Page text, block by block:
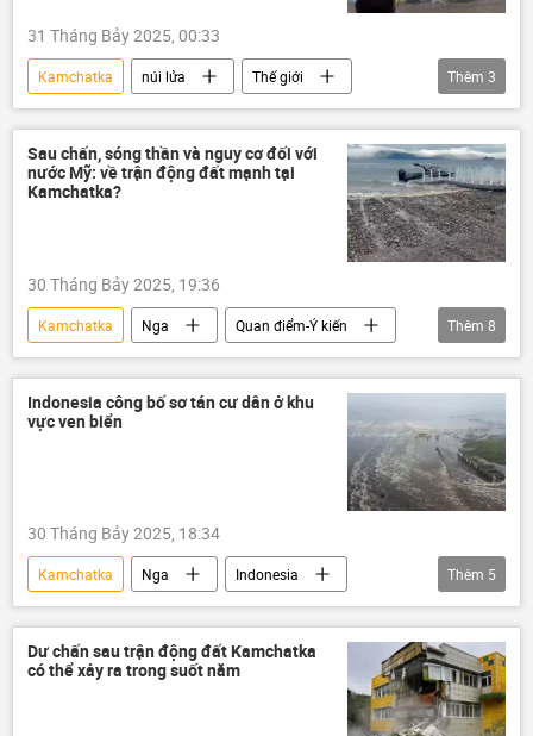
31 Tháng Bảy 2025, 00:33
Kamchatka núi lửa
Thế giới
Nga
thiên nhiên Peru
Thêm 3
Sau chấn, sóng thần và nguy cơ đối với
nước Mỹ: về trận động đất mạnh tại
Kamchatka?
30 Tháng Bảy 2025, 19:36
Kamchatka Nga
Quan điểm-Ý kiến
chuyên gia
trận động đất
Thái Bình Dương
sóng thần
Australia
Thêm 8
Indonesia công bố sơ tán cư dân ở khu
vực ven biển
30 Tháng Bảy 2025, 18:34
Kamchatka Nga
Indonesia
Thế giới
trận động đất
sóng thần
thiên tai
Báo chí thế giới
Thêm 5
Dư chấn sau trận động đất Kamchatka
có thể xảy ra trong suốt năm